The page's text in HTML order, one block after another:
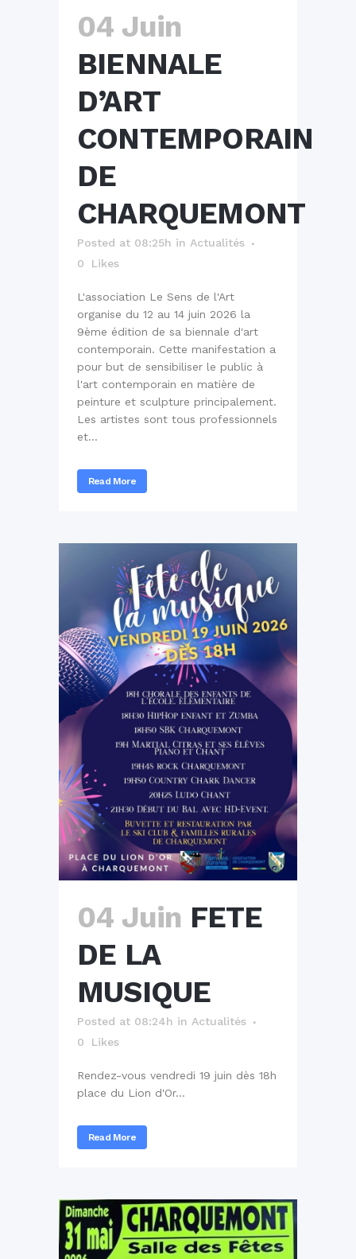
04 Juin
BIENNALE
D’ART
CONTEMPORAIN
DE
CHARQUEMONT
Posted at 08:25h in Actualités
0
Likes
L'association Le Sens de l'Art
organise du 12 au 14 juin 2026 la
9ème édition de sa biennale d'art
contemporain. Cette manifestation a
pour but de sensibiliser le public à
l'art contemporain en matière de
peinture et sculpture principalement.
Les artistes sont tous professionnels
et...
Read More
04 Juin FETE
DE LA
MUSIQUE
Posted at 08:24h in Actualités
0
Likes
Rendez-vous vendredi 19 juin dès 18h
place du Lion d'Or...
Read More